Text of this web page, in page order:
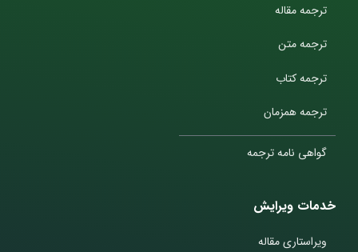
ترجمه مقاله
ترجمه متن
ترجمه کتاب
ترجمه همزمان
گواهی نامه ترجمه
خدمات ویرایش
ویراستاری مقاله